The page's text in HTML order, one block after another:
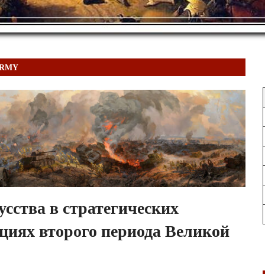
в стратегических
второго периода Великой